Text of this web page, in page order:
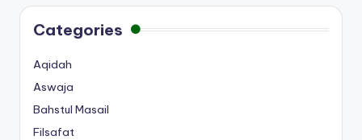
Categories
Aqidah
Aswaja
Bahstul Masail
Filsafat